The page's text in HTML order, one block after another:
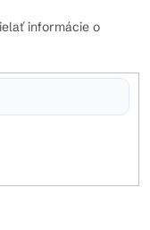
informácie o